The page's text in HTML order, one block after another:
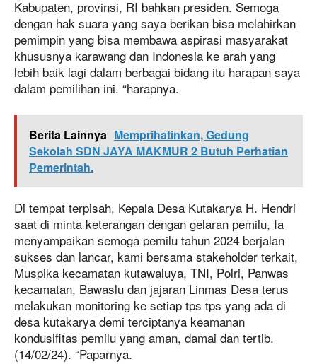
Kabupaten, provinsi, RI bahkan presiden. Semoga
dengan hak suara yang saya berikan bisa melahirkan
pemimpin yang bisa membawa aspirasi masyarakat
khususnya karawang dan Indonesia ke arah yang
lebih baik lagi dalam berbagai bidang itu harapan saya
dalam pemilihan ini. “harapnya.
Berita Lainnya Memprihatinkan, Gedung
Sekolah SDN JAYA MAKMUR 2 Butuh Perhatian
Pemerintah.
Di tempat terpisah, Kepala Desa Kutakarya H. Hendri
saat di minta keterangan dengan gelaran pemilu, Ia
menyampaikan semoga pemilu tahun 2024 berjalan
sukses dan lancar, kami bersama stakeholder terkait,
Muspika kecamatan kutawaluya, TNI, Polri, Panwas
kecamatan, Bawaslu dan jajaran Linmas Desa terus
melakukan monitoring ke setiap tps tps yang ada di
desa kutakarya demi terciptanya keamanan
kondusifitas pemilu yang aman, damai dan tertib.
(14/02/24). “Paparnya.